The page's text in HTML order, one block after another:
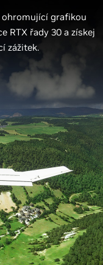
ohromující grafikou
RTX řady 30 a získej
zážitek.
ohromující grafikou
RTX řady 30 a získej
zážitek.